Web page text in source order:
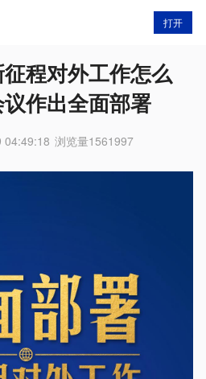
打开
程对外工作怎么
作出全面部署
04:49:18 浏览量1561997